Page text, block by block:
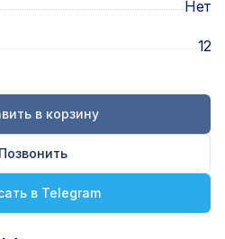
Нет
12
в корзину
Позвонить
в Telegram